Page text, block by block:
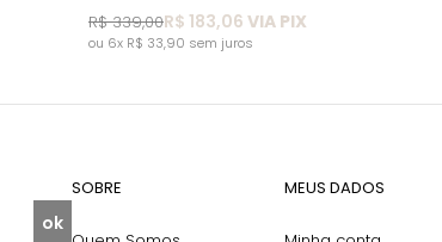
R$ 183,06 VIA PIX
R$ 339,00
6x R$ 33,90 sem juros
ok
SOBRE MEUS DADOS